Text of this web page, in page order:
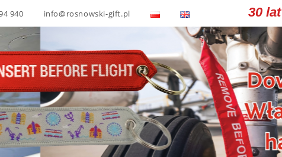
940 info@rosnowski-gift.pl 30 lat